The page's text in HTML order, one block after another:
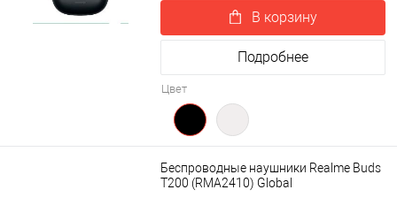
В корзину
Подробнее
Цвет
Беспроводные наушники Realme Buds
T200 (RMA2410) Global